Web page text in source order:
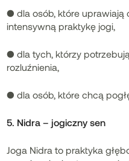
● dla osób, które uprawiają
intensywną praktykę jogi,
● dla tych, którzy
rozluźnienia,
● dla osób, które chcą
5. Nidra – jogiczny sen
Joga Nidra to praktyka